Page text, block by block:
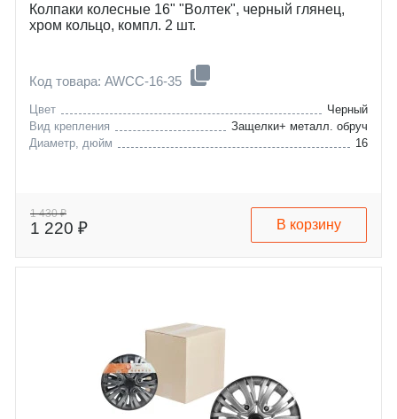
Колпаки колесные 16" "Волтек", черный глянец,
хром кольцо, компл. 2 шт.
Код товара: AWCC-16-35
Цвет
Черный
Вид крепления
Защелки+ металл. обруч
Диаметр, дюйм
16
1 430 ₽
1 220 ₽ В корзину